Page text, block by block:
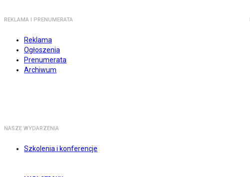
REKLAMA I PRENUMERATA
Reklama
Ogłoszenia
Prenumerata
Archiwum
NASZE WYDARZENIA
Szkolenia i konferencje